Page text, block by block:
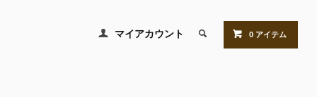
マイアカウント 0 アイテム